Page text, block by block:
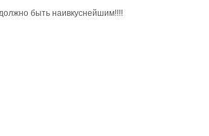
быть наивкуснейшим!!!!